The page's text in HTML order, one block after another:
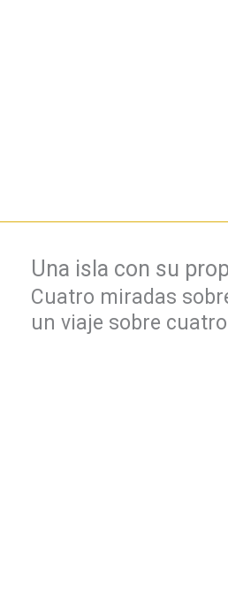
Una isla con su
Cuatro miradas
un viaje sobre